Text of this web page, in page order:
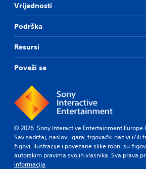
Vrijednosti
Podrška
Resursi
Poveži se
© 2026 Sony Interactive Entertainment Europe
Sav sadržaj, naslovi igara, trgovački nazivi i/ili
žigovi, ilustracije i povezane slike robni su
autorskim pravima svojih vlasnika. Sva prava
informacija